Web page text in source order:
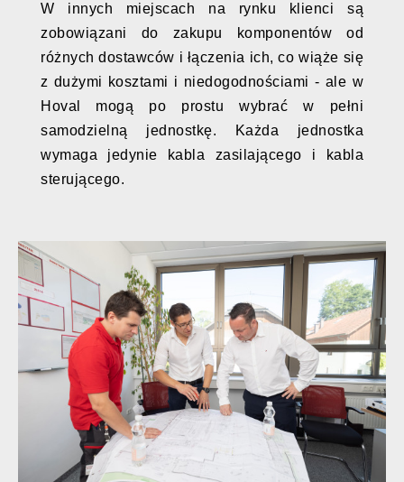
W innych miejscach na rynku klienci są
zobowiązani do zakupu komponentów od
różnych dostawców i łączenia ich, co wiąże się
z dużymi kosztami i niedogodnościami - ale w
Hoval mogą po prostu wybrać w pełni
samodzielną jednostkę. Każda jednostka
wymaga jedynie kabla zasilającego i kabla
sterującego.